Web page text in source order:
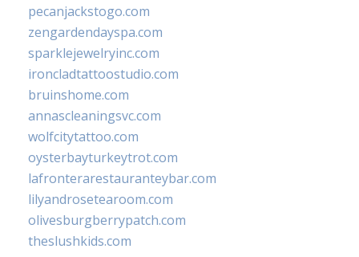
pecanjackstogo.com
zengardendayspa.com
sparklejewelryinc.com
ironcladtattoostudio.com
bruinshome.com
annascleaningsvc.com
wolfcitytattoo.com
oysterbayturkeytrot.com
lafronterarestauranteybar.com
lilyandrosetearoom.com
olivesburgberrypatch.com
theslushkids.com